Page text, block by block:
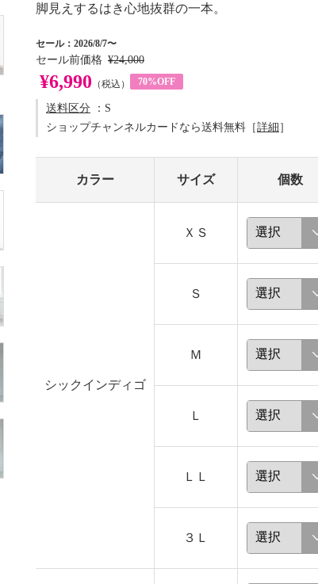
脚見えするはき心地抜群の一本。
セール：2026/8/7〜
セール前価格 ¥24,000
¥6,990 （税込） 70%OFF
送料区分 ：S
ショップチャンネルカードなら送料無料［詳細 ］
カラー サイズ 個数
シックインディゴ
ＸＳ
Ｓ
Ｍ
Ｌ
ＬＬ
３Ｌ